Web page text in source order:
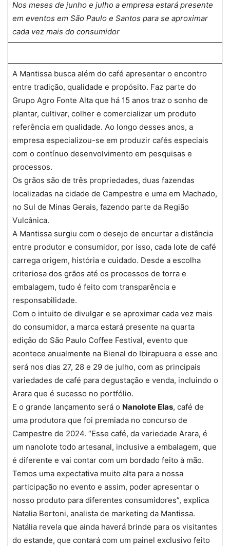
Nos meses de junho e julho a empresa estará presente
em eventos em São Paulo e Santos para se aproximar
cada vez mais do consumidor
A Mantissa busca além do café apresentar o encontro
entre tradição, qualidade e propósito. Faz parte do
Grupo Agro Fonte Alta que há 15 anos traz o sonho de
plantar, cultivar, colher e comercializar um produto
referência em qualidade. Ao longo desses anos, a
empresa especializou-se em produzir cafés especiais
com o contínuo desenvolvimento em pesquisas e
processos.
Os grãos são de três propriedades, duas fazendas
localizadas na cidade de Campestre e uma em Machado,
no Sul de Minas Gerais, fazendo parte da Região
Vulcânica.
A Mantissa surgiu com o desejo de encurtar a distância
entre produtor e consumidor, por isso, cada lote de café
carrega origem, história e cuidado. Desde a escolha
criteriosa dos grãos até os processos de torra e
embalagem, tudo é feito com transparência e
responsabilidade.
Com o intuito de divulgar e se aproximar cada vez mais
do consumidor, a marca estará presente na quarta
edição do São Paulo Coffee Festival, evento que
acontece anualmente na Bienal do Ibirapuera e esse ano
será nos dias 27, 28 e 29 de julho, com as principais
variedades de café para degustação e venda, incluindo o
Arara que é sucesso no portfólio.
E o grande lançamento será o Nanolote Elas, café de
uma produtora que foi premiada no concurso de
Campestre de 2024. “Esse café, da variedade Arara, é
um nanolote todo artesanal, inclusive a embalagem, que
é diferente e vai contar com um bordado feito à mão.
Temos uma expectativa muito alta para a nossa
participação no evento e assim, poder apresentar o
nosso produto para diferentes consumidores”, explica
Natalia Bertoni, analista de marketing da Mantissa.
Natália revela que ainda haverá brinde para os visitantes
do estande, que contará com um painel exclusivo feito